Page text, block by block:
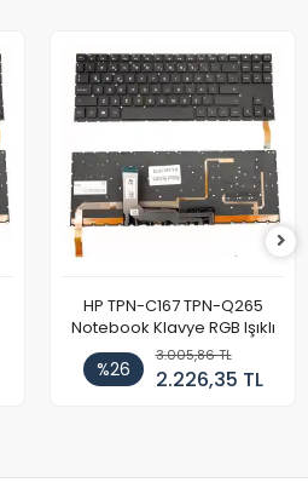
HP TPN-C167 TPN-Q265
Notebook Klavye RGB Işıklı
%26
3.005,86 TL
2.226,35 TL